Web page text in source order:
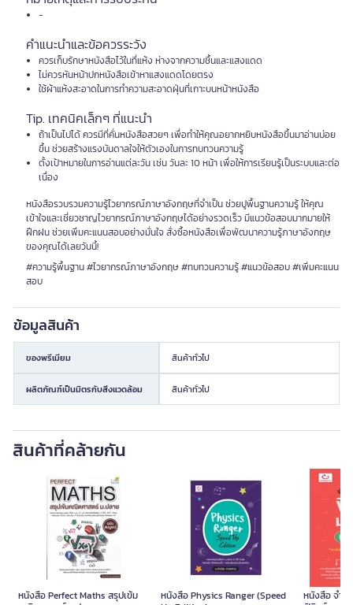
-
คำแนะนำและข้อควรระวัง
ควรเก็บรักษาหนังสือไว้ในที่แห้ง ห่างจากความชื้นและแสงแดด
ไม่ควรหันหน้าปกหนังสือเข้าหาแสงแดดโดยตรง
ใช้ผ้าแห้งสะอาดในการทำความสะอาดฝุ่นที่เกาะบนหน้าหนังสือ
Tip. เทคนิคเล็กๆ ที่แนะนำ
ถ้าเป็นไปได้ ควรมีที่คั่นหนังสือสวยๆ เพื่อทำให้คุณอยากหยิบหนังสือขึ้นมาอ่านบ่อย
ขึ้น ช่วยสร้างแรงบันดาลใจให้ตัวเองในการทบทวนความรู้
ตั้งเป้าหมายในการอ่านแต่ละวัน เช่น วันละ 10 หน้า เพื่อให้การเรียนรู้เป็นระบบและต่อ
เนื่อง
หนังสือรวบรวมความรู้ไวยากรณ์ภาษาอังกฤษที่จำเป็น ช่วยปูพื้นฐานความรู้ ให้คุณ
เข้าใจและเชี่ยวชาญไวยากรณ์ภาษาอังกฤษได้อย่างรวดเร็ว มีแนวข้อสอบมากมายให้
ฝึกฝน ช่วยเพิ่มคะแนนสอบอย่างมั่นใจ สั่งซื้อหนังสือเพื่อพัฒนาความรู้ภาษาอังกฤษ
ของคุณได้เลยวันนี้!
#ความรู้พื้นฐาน #ไวยากรณ์ภาษาอังกฤษ #ทบทวนความรู้ #แนวข้อสอบ #เพิ่มคะแนน
สอบ
ข้อมูลสินค้า
ของพรีเมียม สินค้าทั่วไป
ผลิตภัณฑ์เป็นมิตรกับสิ่งแวดล้อม สินค้าทั่วไป
สินค้าที่คล้ายกัน
หนังสือ Perfect Maths สรุปเข้ม
หนังสือ Physics Ranger (Speed
หนังสือ จำสู